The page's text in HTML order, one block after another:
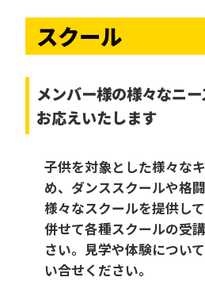
スクール
メンバー様の様々なニ
お応えいたします
子供を対象とした様々な
め、ダンススクールや格
様々なスクールを提供し
併せて各種スクールの受
さい。見学や体験につい
い合せください。